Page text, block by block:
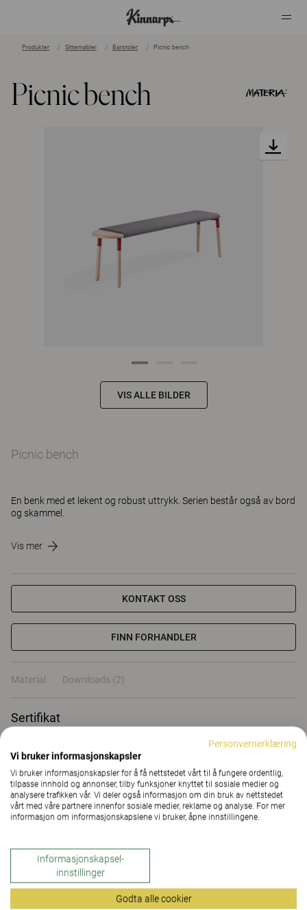
Produkter Sittemøbler Barstoler Picnic bench
Picnic bench
VIS ALLE BILDER
Picnic bench
En benk med et lekent og robust uttrykk. Serien består også av bord
og skammel.
Vis mer
KONTAKT OSS
FINN FORHANDLER
Material Downloads (2)
Sertifikat
Material
Downloads (2)
Personvernerklæring
Vi bruker informasjonskapsler
Vi bruker informasjonskapsler for å få nettstedet vårt til å fungere ordentlig,
tilpasse innhold og annonser, tilby funksjoner knyttet til sosiale medier og
analysere trafikken vår. Vi deler også informasjon om din bruk av nettstedet
vårt med våre partnere innenfor sosiale medier, reklame og analyse. For mer
informasjon om informasjonskapslene vi bruker, åpne innstillingene.
Informasjonskapsel-
innstillinger
Godta alle cookier